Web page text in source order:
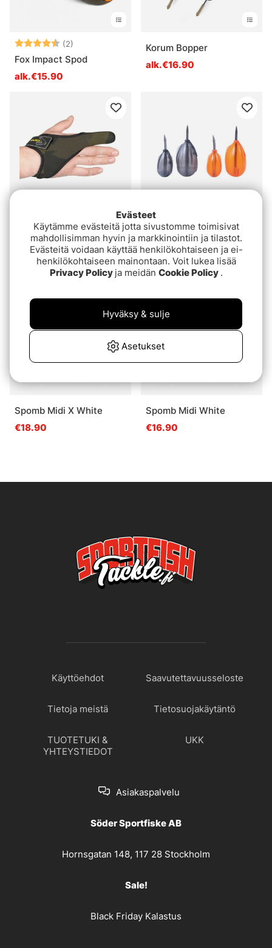
Arvio: (2)
4.5 5:sta tähdestä
Fox Impact Spod
alk.€15.90
Korum Bopper
alk.€16.90
Avid Neoprene Finger
Stall
€9.90
Korum Surface Bomb
€5.40
Spomb Midi X White
€18.90
Spomb Midi White
€16.90
Käyttöehdot Saavutettavuusseloste
Tietoja meistä Tietosuojakäytäntö
TUOTETUKI &
YHTEYSTIEDOT
UKK
Asiakaspalvelu
Söder Sportfiske AB
Hornsgatan 148, 117 28 Stockholm
Sale!
Black Friday Kalastus
Evästeet
Käytämme evästeitä jotta sivustomme toimisivat
mahdollisimman hyvin ja markkinointiin ja tilastot.
Evästeitä voidaan käyttää henkilökohtaiseen ja ei-
henkilökohtaiseen mainontaan. Voit lukea lisää
Privacy Policy ja meidän Cookie Policy .
Asetukset
Hyväksy & sulje